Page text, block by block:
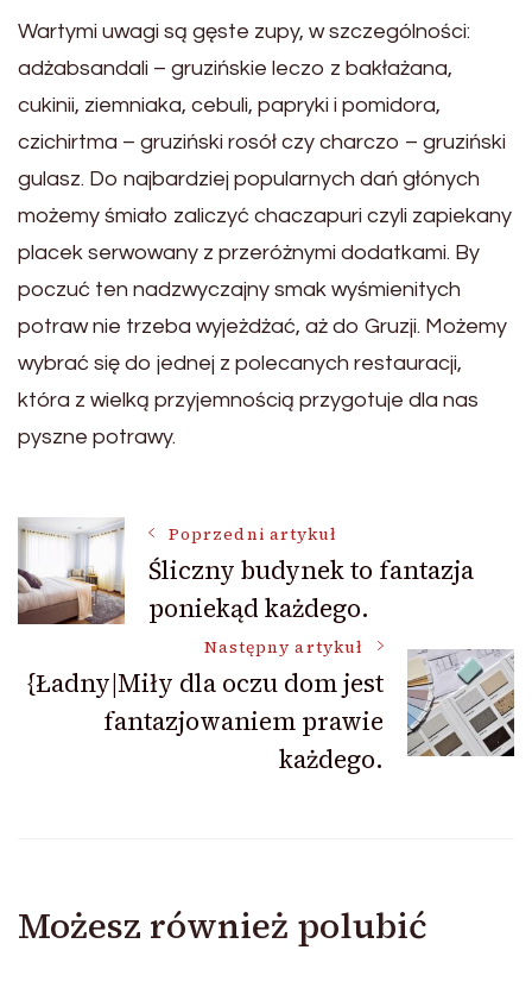
Wartymi uwagi są gęste zupy, w szczególności:
adżabsandali – gruzińskie leczo z bakłażana,
cukinii, ziemniaka, cebuli, papryki i pomidora,
czichirtma – gruziński rosół czy charczo – gruziński
gulasz. Do najbardziej popularnych dań głónych
możemy śmiało zaliczyć chaczapuri czyli zapiekany
placek serwowany z przeróżnymi dodatkami. By
poczuć ten nadzwyczajny smak wyśmienitych
potraw nie trzeba wyjeżdżać, aż do Gruzji. Możemy
wybrać się do jednej z polecanych restauracji,
która z wielką przyjemnością przygotuje dla nas
pyszne potrawy.
Nawigacja
wpisu
Poprzedni artykuł
Śliczny budynek to fantazja
poniekąd każdego.
Następny artykuł
{Ładny|Miły dla oczu dom jest
fantazjowaniem prawie
każdego.
Możesz również polubić